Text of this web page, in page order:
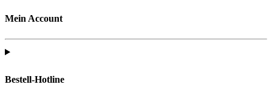
Mein Account
Bestell-Hotline